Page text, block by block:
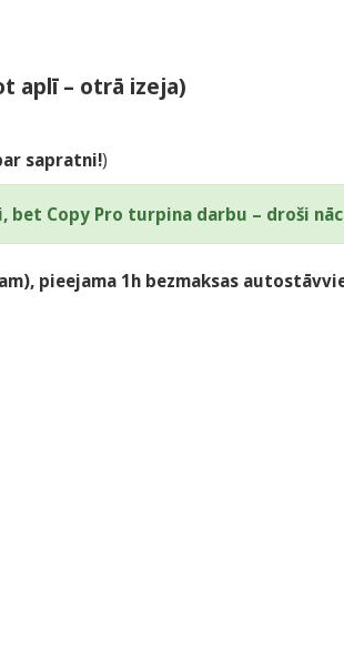
aplī – otrā izeja)
sapratni!)
bet Copy Pro turpina darbu – droši
pieejama 1h bezmaksas